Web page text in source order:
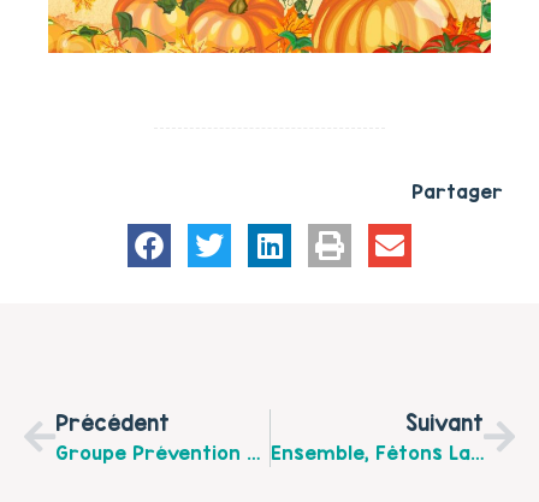
Partager
Précédent
Groupe Prévention « Lutte Contre Les Violences Conjugales/Impacts Sur Le Développement Des Enfants Et Des Adolescents/Relations Familiales »
Suivant
Ensemble, Fêtons La Famille !